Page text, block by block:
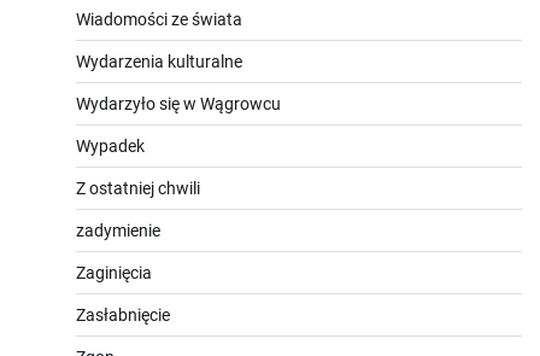
Wiadomości ze świata
Wydarzenia kulturalne
Wydarzyło się w Wągrowcu
Wypadek
Z ostatniej chwili
zadymienie
Zaginięcia
Zasłabnięcie